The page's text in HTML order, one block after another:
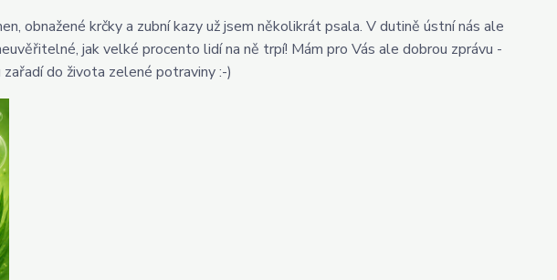
obnažené krčky a zubní kazy už jsem několikrát psala. V dutině ústní nás ale
jak velké procento lidí na ně trpí! Mám pro Vás ale dobrou zprávu -
do života zelené potraviny :-)